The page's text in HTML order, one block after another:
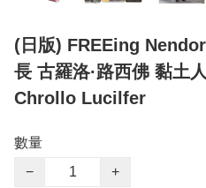
(日版) FREEing
長 古羅洛·路西佛 黏土
Chrollo Lucilfer
數量
−
+